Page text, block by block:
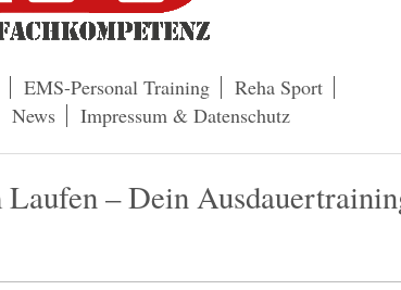
EMS-Personal Training
Reha Sport
News Impressum & Datenschutz
– Dein